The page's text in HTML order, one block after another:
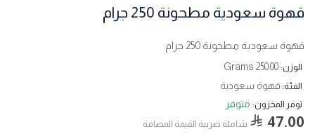
قهوة سعودية مطحونة 250 جرام
قهوة سعودية مطحونة 250 جرام
الوزن: 250.00 Grams
الفئة: قهوة سعودية
توفر المخزون: متوفر
47.00 شاملة ضربية القيمة المضافة